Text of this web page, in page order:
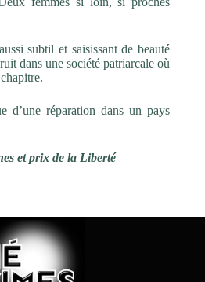
subtil et saisissant de beauté
dans une société patriarcale où
d’une réparation dans un pays
et prix de la Liberté